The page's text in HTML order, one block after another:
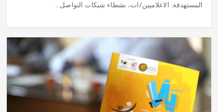
المستهدفة: الاعلاميين/ات، نشطاء شبكات التواصل…